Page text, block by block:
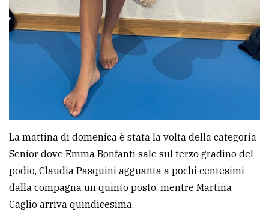
La mattina di domenica è stata la volta della categoria
Senior dove Emma Bonfanti sale sul terzo gradino del
podio, Claudia Pasquini agguanta a pochi centesimi
dalla compagna un quinto posto, mentre Martina
Caglio arriva quindicesima.